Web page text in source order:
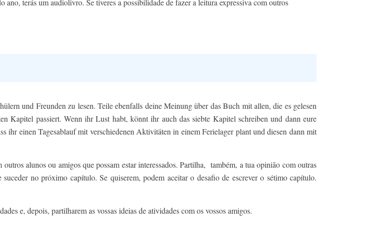
terás um audiolivro. Se tiveres a possibilidade de fazer a leitura expressiva com outros
und Freunden zu lesen. Teile ebenfalls deine Meinung über das Buch mit allen, die es gelesen
Kapitel passiert. Wenn ihr Lust habt, könnt ihr auch das siebte Kapitel schreiben und dann eure
ihr einen Tagesablauf mit verschiedenen Aktivitäten in einem Ferielager plant und diesen dann mit
alunos ou amigos que possam estar interessados. Partilha, também, a tua opinião com outras
no próximo capítulo. Se quiserem, podem aceitar o desafio de escrever o sétimo capítulo.
e, depois, partilharem as vossas ideias de atividades com os vossos amigos.